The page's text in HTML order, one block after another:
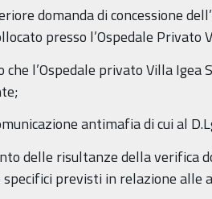
domanda di concessione
presso l’Ospedale
che l’Ospedale privato Villa
antimafia di cui al
delle risultanze della verifica
specifici previsti in relazione alle